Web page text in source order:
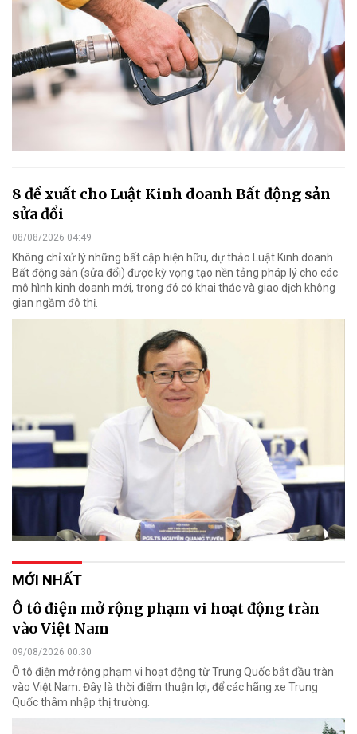
8 đề xuất cho Luật Kinh doanh Bất động sản
sửa đổi
08/08/2026 04:49
Không chỉ xử lý những bất cập hiện hữu, dự thảo Luật Kinh doanh
Bất động sản (sửa đổi) được kỳ vọng tạo nền tảng pháp lý cho các
mô hình kinh doanh mới, trong đó có khai thác và giao dịch không
gian ngầm đô thị.
MỚI NHẤT
Ô tô điện mở rộng phạm vi hoạt động tràn
vào Việt Nam
09/08/2026 00:30
Ô tô điện mở rộng phạm vi hoạt động từ Trung Quốc bắt đầu tràn
vào Việt Nam. Đây là thời điểm thuận lợi, để các hãng xe Trung
Quốc thâm nhập thị trường.